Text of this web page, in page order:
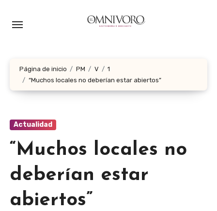
Página de inicio PM V
1
“Muchos locales no deberían estar abiertos”
Actualidad
“Muchos locales no
deberían estar
abiertos”